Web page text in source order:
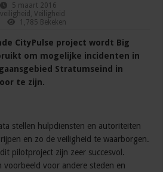
5 maart 2016
,Veiligheid
1,785 Bekeken
CityPulse project wordt Big
om mogelijke incidenten in
Stratumseind in
te zijn.
stellen hulpdiensten en autoriteiten
en zo de veiligheid te waarborgen.
pilotproject zijn zeer succesvol.
voorbeeld voor andere steden en